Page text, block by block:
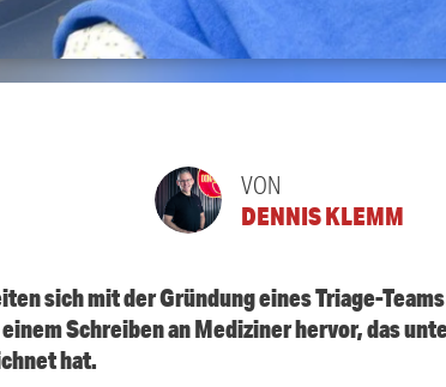
VON
DENNIS KLEMM
sich mit der Gründung eines Triage-
Schreiben an Mediziner hervor, das
hat.